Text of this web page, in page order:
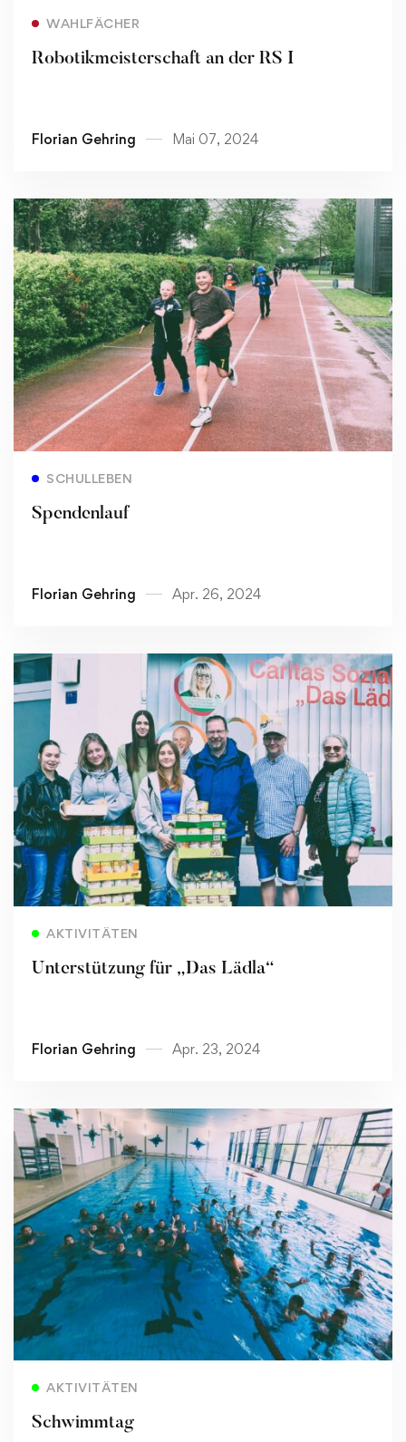
WAHLFÄCHER
Robotikmeisterschaft an der RS I
Florian Gehring Mai 07, 2024
SCHULLEBEN
Spendenlauf
Florian Gehring Apr. 26, 2024
AKTIVITÄTEN
Unterstützung für „Das Lädla“
Florian Gehring Apr. 23, 2024
AKTIVITÄTEN
Schwimmtag